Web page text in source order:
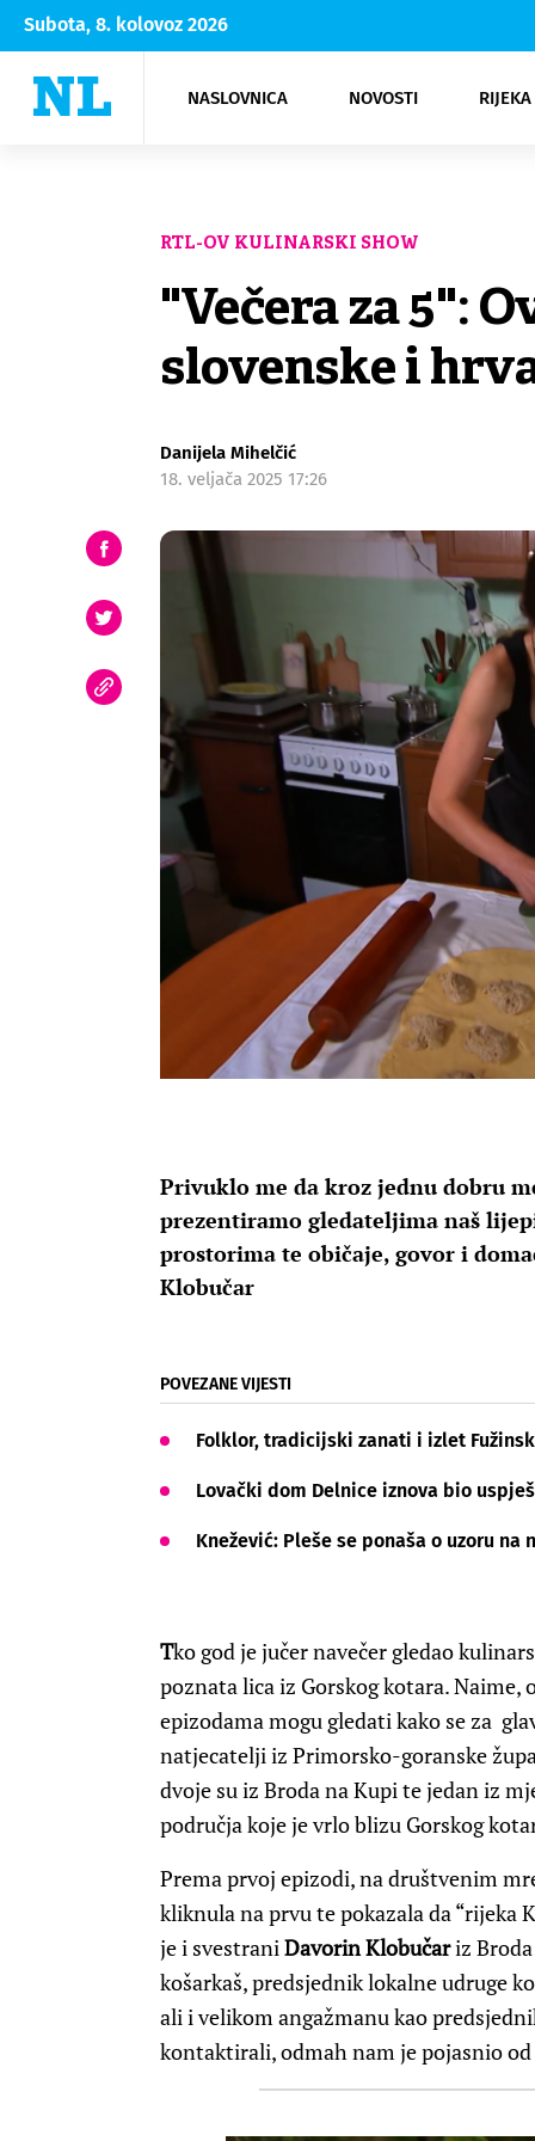
Subota, 8. kolovoz 2026
NASLOVNICA NOVOSTI
Rijeka Opatija
NK
Moda
Kultura
RTL-OV KULINARSKI SHOW
"Večera za 5":
slovenske i
Danijela Mihelčić
18. veljača 2025 17:26
Privuklo me da kroz jednu dobru
prezentiramo gledateljima naš
prostorima te običaje, govor i
Klobučar
POVEZANE VIJESTI
Folklor, tradicijski zanati i izlet
Lovački dom Delnice iznova bio
Knežević: Pleše se ponaša o uzoru
Tko god je jučer navečer gledao
poznata lica iz Gorskog kotara.
epizodama mogu gledati kako se za
natjecatelji iz Primorsko-goranske
dvoje su iz Broda na Kupi te jedan iz
područja koje je vrlo blizu Gorskog
Prema prvoj epizodi, na društvenim
kliknula na prvu te pokazala da “rijeka
je i svestraniDavorin Klobučariz
košarkaš, predsjednik lokalne udruge
ali i velikom angažmanu kao
kontaktirali, odmah nam je pojasnio